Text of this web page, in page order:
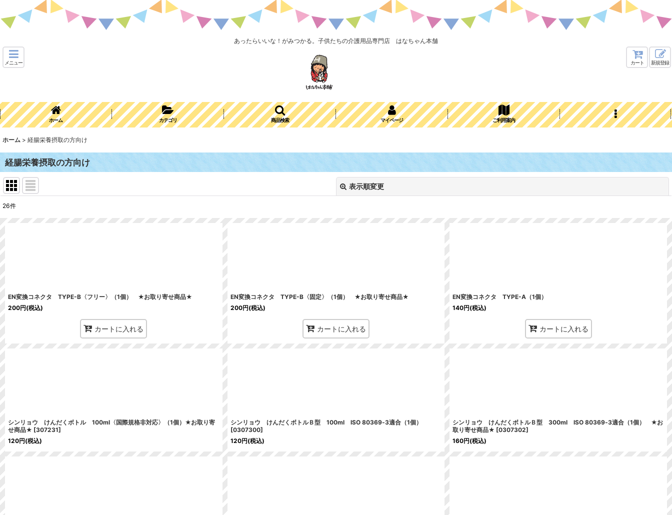
あったらいいな！がみつかる。子供たちの介護用品専門店 はなちゃん本舗
メニュー カート 新規登録
ホーム カテゴリ 商品検索 マイページ ご利用案内
ホーム > 経腸栄養摂取の方向け
経腸栄養摂取の方向け
表示順変更
26件
EN変換コネクタ TYPE-B〈フリー〉（1個） ★お取り寄せ商品★
200円(税込)
カートに入れる
EN変換コネクタ TYPE-B〈固定〉（1個） ★お取り寄せ商品★
200円(税込)
カートに入れる
EN変換コネクタ TYPE-A（1個）
140円(税込)
カートに入れる
シンリョウ けんだくボトル 100ml〈国際規格非対応〉（1個）★お取り寄
せ商品★ [307231]
120円(税込)
シンリョウ けんだくボトルＢ型 100ml ISO 80369‐3適合（1個）
[0307300]
120円(税込)
シンリョウ けんだくボトルＢ型 300ml ISO 80369‐3適合（1個） ★お
取り寄せ商品★ [0307302]
160円(税込)